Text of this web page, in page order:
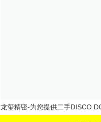
龙玺精密-为您提供二手DISCO